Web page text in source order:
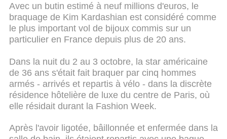
Avec un butin estimé à neuf millions d'euros, le
braquage de Kim Kardashian est considéré comme
le plus important vol de bijoux commis sur un
particulier en France depuis plus de 20 ans.
Dans la nuit du 2 au 3 octobre, la star américaine
de 36 ans s'était fait braquer par cinq hommes
armés - arrivés et repartis à vélo - dans la discrète
résidence hôtelière de luxe du centre de Paris, où
elle résidait durant la Fashion Week.
Après l'avoir ligotée, bâillonnée et enfermée dans la